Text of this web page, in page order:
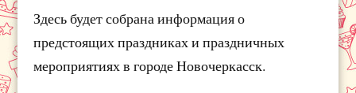
Здесь будет собрана информация о
предстоящих праздниках и праздничных
мероприятиях в городе Новочеркасск.